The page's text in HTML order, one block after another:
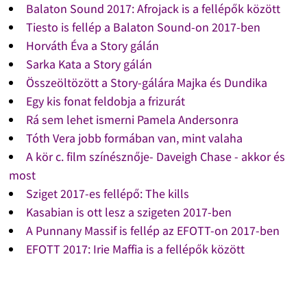
Balaton Sound 2017: Afrojack is a fellépők között
Tiesto is fellép a Balaton Sound-on 2017-ben
Horváth Éva a Story gálán
Sarka Kata a Story gálán
Összeöltözött a Story-gálára Majka és Dundika
Egy kis fonat feldobja a frizurát
Rá sem lehet ismerni Pamela Andersonra
Tóth Vera jobb formában van, mint valaha
A kör c. film színésznője- Daveigh Chase - akkor és
most
Sziget 2017-es fellépő: The kills
Kasabian is ott lesz a szigeten 2017-ben
A Punnany Massif is fellép az EFOTT-on 2017-ben
EFOTT 2017: Irie Maffia is a fellépők között